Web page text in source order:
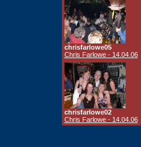
chrisfarlowe05
Chris Farlowe - 14.04.06
chrisfarlowe02
Chris Farlowe - 14.04.06